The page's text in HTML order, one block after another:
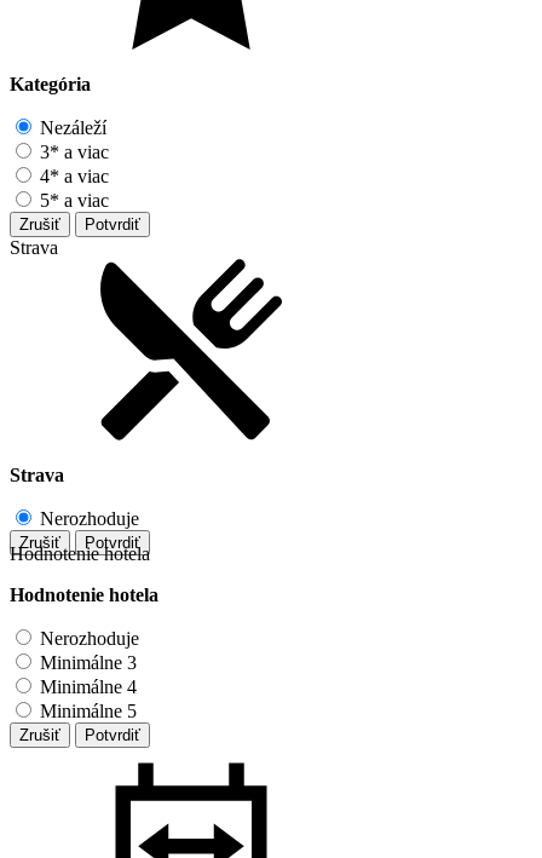
Kategória
Nezáleží
3* a viac
4* a viac
5* a viac
Zrušiť Potvrdiť
Strava
Strava
Nerozhoduje
Zrušiť Potvrdiť
Hodnotenie hotela
Hodnotenie hotela
Nerozhoduje
Minimálne 3
Minimálne 4
Minimálne 5
Zrušiť Potvrdiť